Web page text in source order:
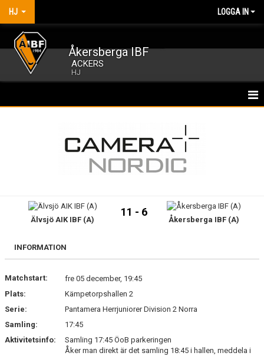
HJ LOGGA IN
Åkersberga IBF
ACKERS
HJ
TRUPPEN
BILDGALLERI
KONTAKT
Älvsjö AIK IBF (A)
11 - 6
Åkersberga IBF (A)
INFORMATION
Matchstart:
fre 05 december, 19:45
Plats:
Kämpetorpshallen 2
Serie:
Pantamera Herrjuniorer Division 2 Norra
Samling:
17:45
Aktivitetsinfo:
Samling 17:45 ÖoB parkeringen
Åker man direkt är det samling 18:45 i hallen, meddela i